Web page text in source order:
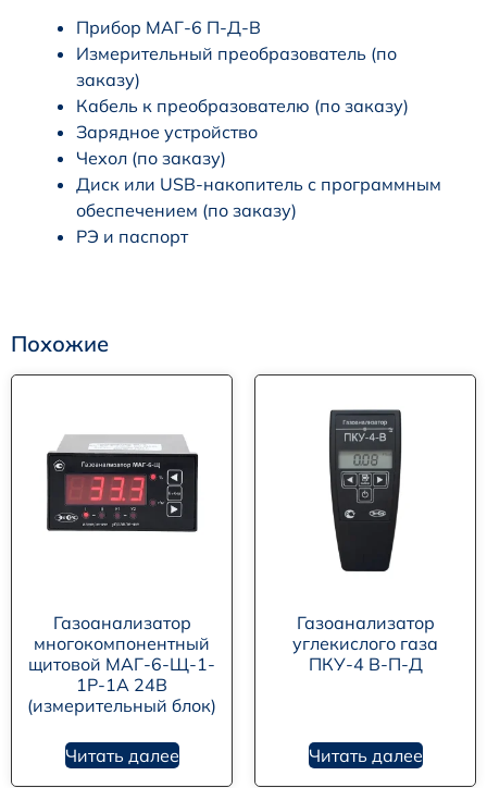
Прибор МАГ-6 П-Д-В
Измерительный преобразователь (по
заказу)
Кабель к преобразователю (по заказу)
Зарядное устройство
Чехол (по заказу)
Диск или USB-накопитель с программным
обеспечением (по заказу)
РЭ и паспорт
Похожие
Газоанализатор
многокомпонентный
щитовой МАГ-6-Щ-1-
1Р-1А 24В
(измерительный блок)
Читать далее
Газоанализатор
углекислого газа
ПКУ-4 В-П-Д
Читать далее